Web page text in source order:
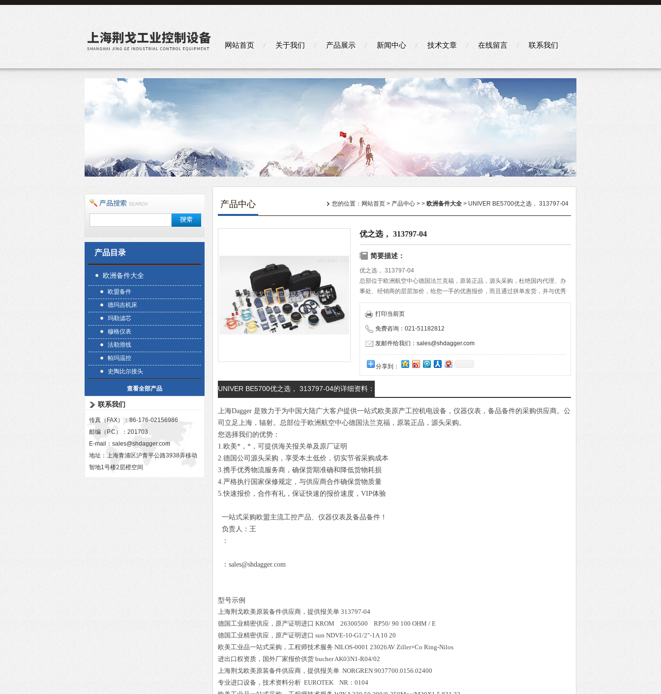
网站首页 关于我们 产品展示 新闻中心 技术文章 在线留言 联系我们
产品目录
欧洲备件大全
欧盟备件
德玛吉机床
玛勒滤芯
穆格仪表
法勒滑线
帕玛温控
史陶比尔接头
查看全部产品
联系我们
传真（FAX）：86-176-02156986
邮编（P.C）：201703
E-mail： sales@shdagger.com
地址：上海青浦区沪青平公路3938弄移动
智地1号楼2层橙空间
产品中心 您的位置： 网站首页 > 产品中心 > > 欧洲备件大全 > UNIVER BE5700优之选， 313797-04
优之选， 313797-04
简要描述：
优之选， 313797-04
总部位于欧洲航空中心德国法兰克福，原装正品，源头采购，杜绝国内代理、办
事处、经销商的层层加价，给您一手的优惠报价，而且通过拼单发货，并与优秀
物流服务商携手合作，保证货期的准确与快速，带给客户便捷的购物体验。
打印当前页
免费咨询：021-51182812
发邮件给我们：sales@shdagger.com
分享到：
UNIVER BE5700优之选， 313797-04的详细资料：
上海Dagger 是致力于为中国大陆广大客户提供一站式欧美原产工控机电设备，仪器仪表，备品备件的采购供应商。公
司立足上海，辐射。总部位于欧洲航空中心德国法兰克福，原装正品，源头采购。
您选择我们的优势：
1.欧美*，*，可提供海关报关单及原厂证明
2.德国公司源头采购，享受本土低价，切实节省采购成本
3.携手优秀物流服务商，确保货期准确和降低货物耗损
4.严格执行国家保修规定，与供应商合作确保货物质量
5.快速报价，合作有礼，保证快速的报价速度，VIP体验
一站式采购欧盟主流工控产品、仪器仪表及备品备件！
负责人：王
：
：sales@shdagger.com
型号示例
上海荆戈欧美原装备件供应商，提供报关单 313797-04
德国工业精密供应，原产证明进口 KROM 26300500 RP50/ 90 100 OHM / E
德国工业精密供应，原产证明进口 sun NDVE-10-G1/2"-1A 10 20
欧美工业品一站式采购，工程师技术服务 NILOS-0001 23026AV Ziller+Co Ring-Nilos
进出口权资质，国外厂家报价供货 bucher AK03N1-R04/02
上海荆戈欧美原装备件供应商，提供报关单 NORGREN 9037700.0156.02400
专业进口设备，技术资料分析 EUROTEK NR：0104